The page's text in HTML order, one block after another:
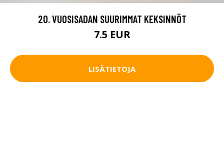
20. VUOSISADAN SUURIMMAT KEKSINNÖT
7.5 EUR
LISÄTIETOJA